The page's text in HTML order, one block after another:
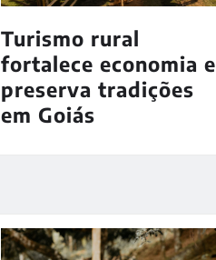
Turismo rural
fortalece economia e
preserva tradições
em Goiás